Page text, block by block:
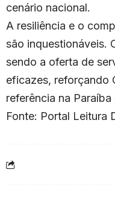
cenário nacional.
A resiliência e o
são inquestionáveis.
sendo a oferta de
eficazes, reforçando
referência na Paraíba
Fonte: Portal Leitura